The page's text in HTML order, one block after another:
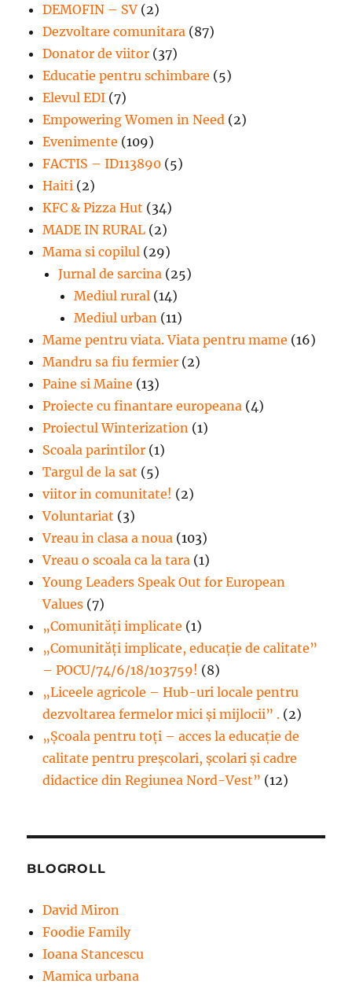
DEMOFIN – SV (2)
Dezvoltare comunitara (87)
Donator de viitor (37)
Educatie pentru schimbare (5)
Elevul EDI (7)
Empowering Women in Need (2)
Evenimente (109)
FACTIS – ID113890 (5)
Haiti (2)
KFC & Pizza Hut (34)
MADE IN RURAL (2)
Mama si copilul (29)
Jurnal de sarcina (25)
Mediul rural (14)
Mediul urban (11)
Mame pentru viata. Viata pentru mame (16)
Mandru sa fiu fermier (2)
Paine si Maine (13)
Proiecte cu finantare europeana (4)
Proiectul Winterization (1)
Scoala parintilor (1)
Targul de la sat (5)
viitor in comunitate! (2)
Voluntariat (3)
Vreau in clasa a noua (103)
Vreau o scoala ca la tara (1)
Young Leaders Speak Out for European
Values (7)
„Comunități implicate (1)
„Comunități implicate, educație de calitate”
– POCU/74/6/18/103759! (8)
„Liceele agricole – Hub-uri locale pentru
dezvoltarea fermelor mici şi mijlocii” . (2)
„Școala pentru toți – acces la educație de
calitate pentru preșcolari, școlari și cadre
didactice din Regiunea Nord-Vest” (12)
BLOGROLL
David Miron
Foodie Family
Ioana Stancescu
Mamica urbana